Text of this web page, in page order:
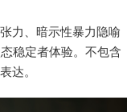
力、暗示性暴力隐喻
稳定者体验。不包含
达。